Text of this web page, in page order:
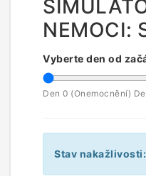
NEMOCI:
Vyberte den od
Den 0 (Onemocnění)
Stav nakažlivosti: